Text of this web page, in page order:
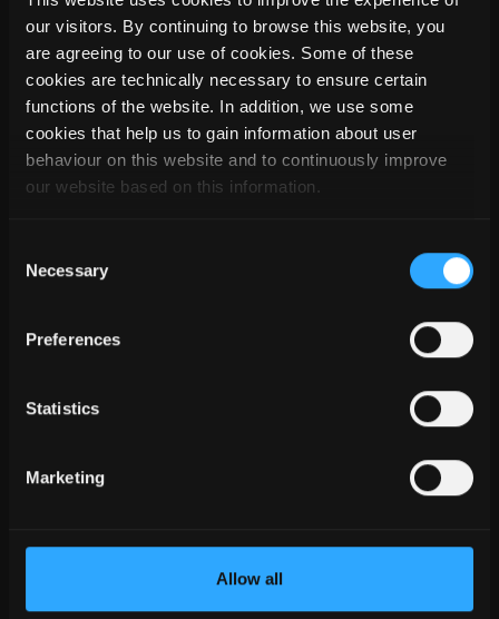
our visitors. By continuing to browse this website, you
are agreeing to our use of cookies. Some of these
cookies are technically necessary to ensure certain
functions of the website. In addition, we use some
cookies that help us to gain information about user
behaviour on this website and to continuously improve
our website based on this information.
Selection
Necessary
Preferences
Statistics
Marketing
Allow all
- Support technique gratuit pendant la durée
d'utilisation de la licence
- Accès gratuit à la plateforme « SEMA College » pour la
durée d'utilisation de la licence
Durée de validité :
Les licences SEMA sont mises à disposition de
École*
Nom centre de formation
Pays*